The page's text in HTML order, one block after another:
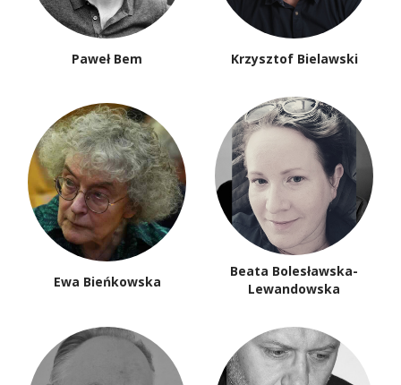
Paweł Bem Krzysztof Bielawski
Ewa Bieńkowska
Beata Bolesławska-
Lewandowska